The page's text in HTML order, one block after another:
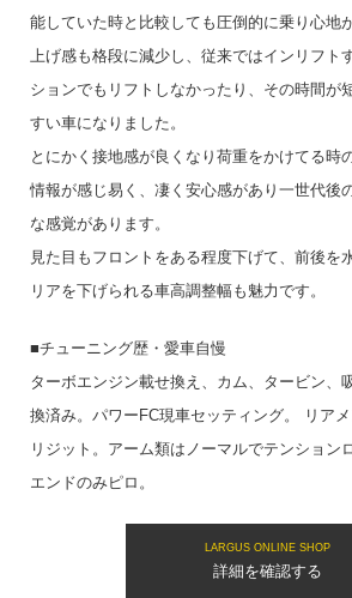
能していた時と比較しても圧倒的に乗り心地
上げ感も格段に減少し、従来ではインリフト
ションでもリフトしなかったり、その時間が
すい車になりました。
とにかく接地感が良くなり荷重をかけてる時
情報が感じ易く、凄く安心感があり一世代後
な感覚があります。
見た目もフロントをある程度下げて、前後を
リアを下げられる車高調整幅も魅力です。
■チューニング歴・愛車自慢
ターボエンジン載せ換え、カム、タービン、
換済み。パワーFC現車セッティング。 リア
リジット。アーム類はノーマルでテンション
エンドのみピロ。
LARGUS ONLINE SHOP
詳細を確認する